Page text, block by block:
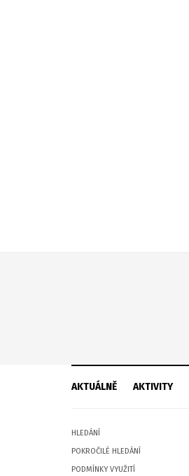
AKTUÁLNĚ AKTIVITY
HLEDÁNÍ
POKROČILÉ HLEDÁNÍ
PODMÍNKY VYUŽITÍ